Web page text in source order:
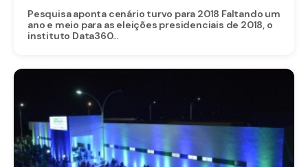
Pesquisa aponta cenário turvo para 2018 Faltando um
ano e meio para as eleições presidenciais de 2018, o
instituto Data360...